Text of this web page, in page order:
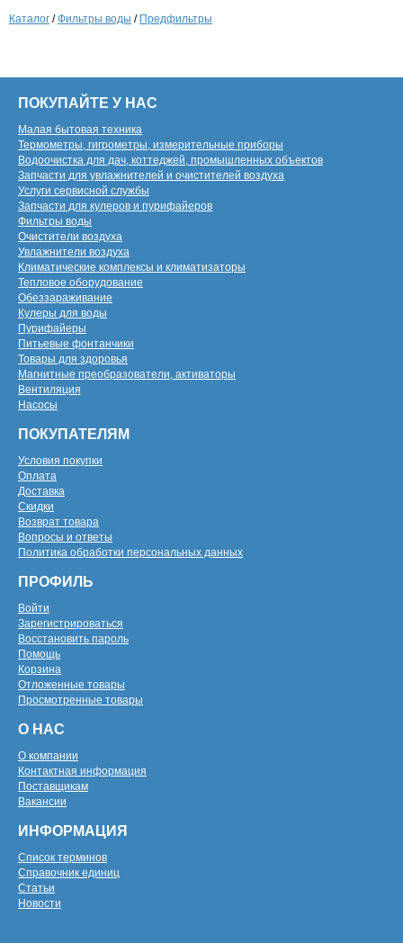
Каталог /Фильтры воды / Предфильтры
ПОКУПАЙТЕ У НАС
Малая бытовая техника
Термометры, гигрометры, измерительные приборы
Водоочистка для дач, коттеджей, промышленных объектов
Запчасти для увлажнителей и очистителей воздуха
Услуги сервисной службы
Запчасти для кулеров и пурифайеров
Фильтры воды
Очистители воздуха
Увлажнители воздуха
Климатические комплексы и климатизаторы
Тепловое оборудование
Обеззараживание
Кулеры для воды
Пурифайеры
Питьевые фонтанчики
Товары для здоровья
Магнитные преобразователи, активаторы
Вентиляция
Насосы
ПОКУПАТЕЛЯМ
Условия покупки
Оплата
Доставка
Скидки
Возврат товара
Вопросы и ответы
Политика обработки персональных данных
ПРОФИЛЬ
Войти
Зарегистрироваться
Восстановить пароль
Помощь
Корзина
Отложенные товары
Просмотренные товары
О НАС
О компании
Контактная информация
Поставщикам
Вакансии
ИНФОРМАЦИЯ
Список терминов
Справочник единиц
Статьи
Новости